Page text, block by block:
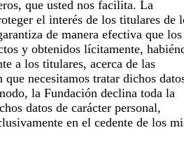
que usted nos facilita. La
el interés de los titulares de
de manera efectiva que los
y obtenidos lícitamente,
a los titulares, acerca de las
necesitamos tratar dichos
la Fundación declina toda la
datos de carácter personal,
en el cedente de los